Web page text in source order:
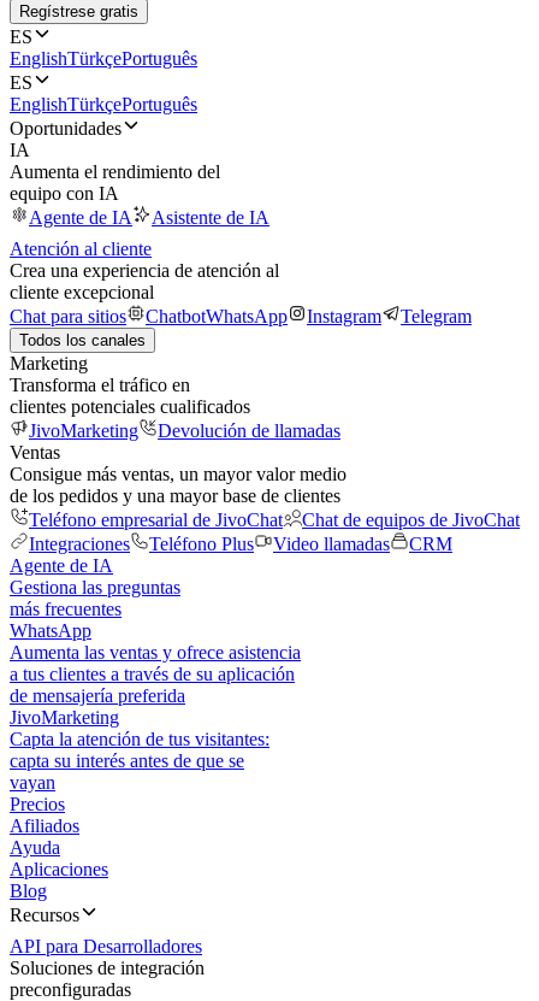
Regístrese gratis
ES
EnglishTürkçePortuguês
ES
EnglishTürkçePortuguês
Oportunidades
IA
Aumenta el rendimiento del
equipo con IA
Agente de IA
Asistente de IA
Atención al cliente
Crea una experiencia de atención al
cliente excepcional
Chat para sitios
ChatbotWhatsApp Instagram Telegram
Todos los canales
Marketing
Transforma el tráfico en
clientes potenciales cualificados
JivoMarketing
Devolución de llamadas
Ventas
Consigue más ventas, un mayor valor medio
de los pedidos y una mayor base de clientes
Teléfono empresarial de JivoChat
Chat de equipos de JivoChat
Integraciones
Teléfono Plus Video llamadas
CRM
Agente de IA
Gestiona las preguntas
más frecuentes
WhatsApp
Aumenta las ventas y ofrece asistencia
a tus clientes a través de su aplicación
de mensajería preferida
JivoMarketing
Capta la atención de tus visitantes:
capta su interés antes de que se
vayan
Precios
Afiliados
Ayuda
Aplicaciones
Blog
Recursos
API para Desarrolladores
Soluciones de integración
preconfiguradas